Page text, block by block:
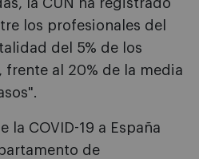
la CUN ha registrado
los profesionales del
del 5% de los
frente al 20% de la media
la COVID-19 a España
de